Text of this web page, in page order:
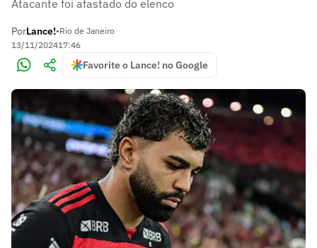
Atacante foi afastado do elenco
PorLance!•Rio de Janeiro
13/11/202417:46
Favorite o Lance! no Google